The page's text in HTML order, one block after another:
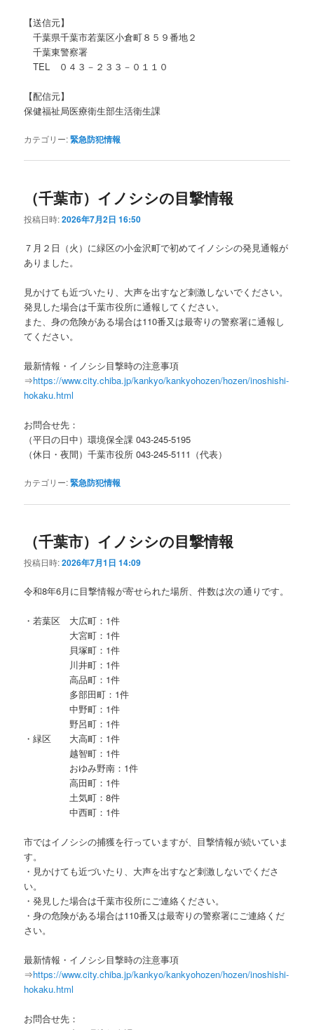
【送信元】
千葉県千葉市若葉区小倉町８５９番地２
千葉東警察署
TEL ０４３－２３３－０１１０
【配信元】
保健福祉局医療衛生部生活衛生課
カテゴリー:緊急防犯情報
（千葉市）イノシシの目撃情報
投稿日時:2026年7月2日 16:50
７月２日（火）に緑区の小金沢町で初めてイノシシの発見通報が
ありました。
見かけても近づいたり、大声を出すなど刺激しないでください。
発見した場合は千葉市役所に通報してください。
また、身の危険がある場合は110番又は最寄りの警察署に通報し
てください。
最新情報・イノシシ目撃時の注意事項
⇒https://www.city.chiba.jp/kankyo/kankyohozen/hozen/inoshishi-
hokaku.html
お問合せ先：
（平日の日中）環境保全課 043-245-5195
（休日・夜間）千葉市役所 043-245-5111（代表）
カテゴリー:緊急防犯情報
（千葉市）イノシシの目撃情報
投稿日時:2026年7月1日 14:09
令和8年6月に目撃情報が寄せられた場所、件数は次の通りです。
・若葉区 大広町：1件
大宮町：1件
貝塚町：1件
川井町：1件
高品町：1件
多部田町：1件
中野町：1件
野呂町：1件
・緑区 大高町：1件
越智町：1件
おゆみ野南：1件
高田町：1件
土気町：8件
中西町：1件
市ではイノシシの捕獲を行っていますが、目撃情報が続いていま
す。
・見かけても近づいたり、大声を出すなど刺激しないでくださ
い。
・発見した場合は千葉市役所にご連絡ください。
・身の危険がある場合は110番又は最寄りの警察署にご連絡くだ
さい。
最新情報・イノシシ目撃時の注意事項
⇒https://www.city.chiba.jp/kankyo/kankyohozen/hozen/inoshishi-
hokaku.html
お問合せ先：